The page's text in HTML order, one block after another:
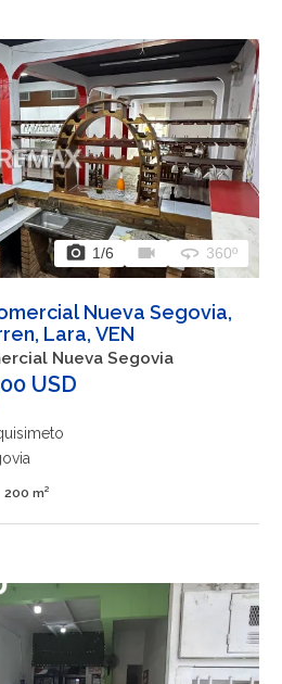
photo_camera 1/6 videocam 360 360º
Nueva Segovia,
Lara, VEN
Nueva Segovia
USD
200 m²